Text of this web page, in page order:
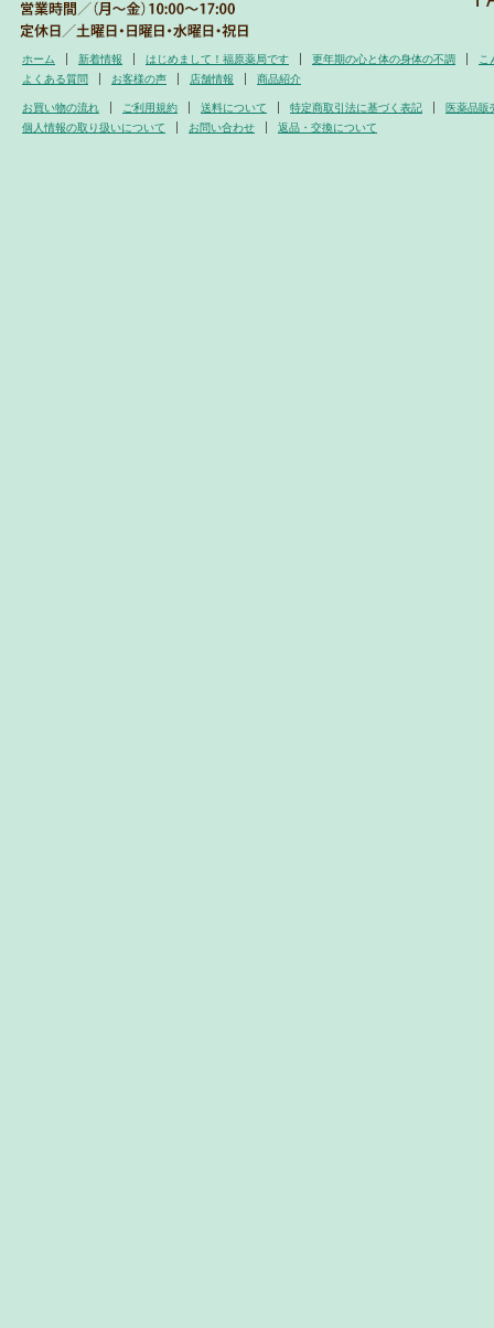
ホーム 新着情報 はじめまして！福原薬局です 更年期の心と体の身体の不調
こ
よくある質問
お客様の声 店舗情報 商品紹介
お買い物の流れ ご利用規約 送料について 特定商取引法に基づく表記
医薬品販
個人情報の取り扱いについて
お問い合わせ 返品・交換について